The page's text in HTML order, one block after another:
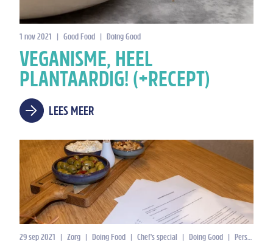
1 nov 2021 | Good Food | Doing Good
VEGANISME, HEEL
PLANTAARDIG! (+RECEPT)
LEES MEER
29 sep 2021 | Zorg | Doing Food | Chef's special | Doing Good | Persbericht